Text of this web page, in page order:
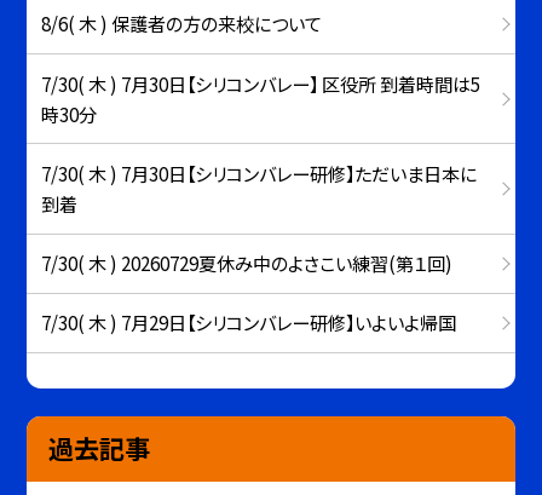
8/6( 木 ) 保護者の方の来校について
7/30( 木 ) 7月30日【シリコンバレー】 区役所 到着時間は5
時30分
7/30( 木 ) 7月30日【シリコンバレー研修】ただいま日本に
到着
7/30( 木 ) 20260729夏休み中のよさこい練習(第１回)
7/30( 木 ) 7月29日【シリコンバレー研修】いよいよ帰国
過去記事